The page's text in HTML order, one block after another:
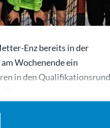
Enz bereits in der
Wochenende ein
in den